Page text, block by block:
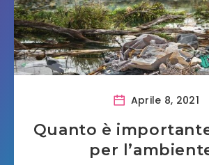
Aprile 8, 2021
Quanto è
per